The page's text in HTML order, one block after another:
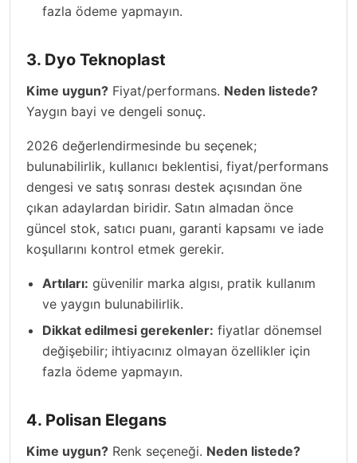
fazla ödeme yapmayın.
3. Dyo Teknoplast
Kime uygun? Fiyat/performans. Neden listede?
Yaygın bayi ve dengeli sonuç.
2026 değerlendirmesinde bu seçenek;
bulunabilirlik, kullanıcı beklentisi, fiyat/performans
dengesi ve satış sonrası destek açısından öne
çıkan adaylardan biridir. Satın almadan önce
güncel stok, satıcı puanı, garanti kapsamı ve iade
koşullarını kontrol etmek gerekir.
Artıları: güvenilir marka algısı, pratik kullanım
ve yaygın bulunabilirlik.
Dikkat edilmesi gerekenler: fiyatlar dönemsel
değişebilir; ihtiyacınız olmayan özellikler için
fazla ödeme yapmayın.
4. Polisan Elegans
Kime uygun? Renk seçeneği. Neden listede?